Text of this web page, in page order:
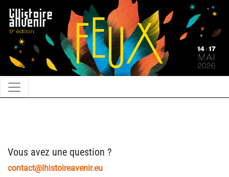
Vous avez une question ?
contact@lhistoireavenir.eu